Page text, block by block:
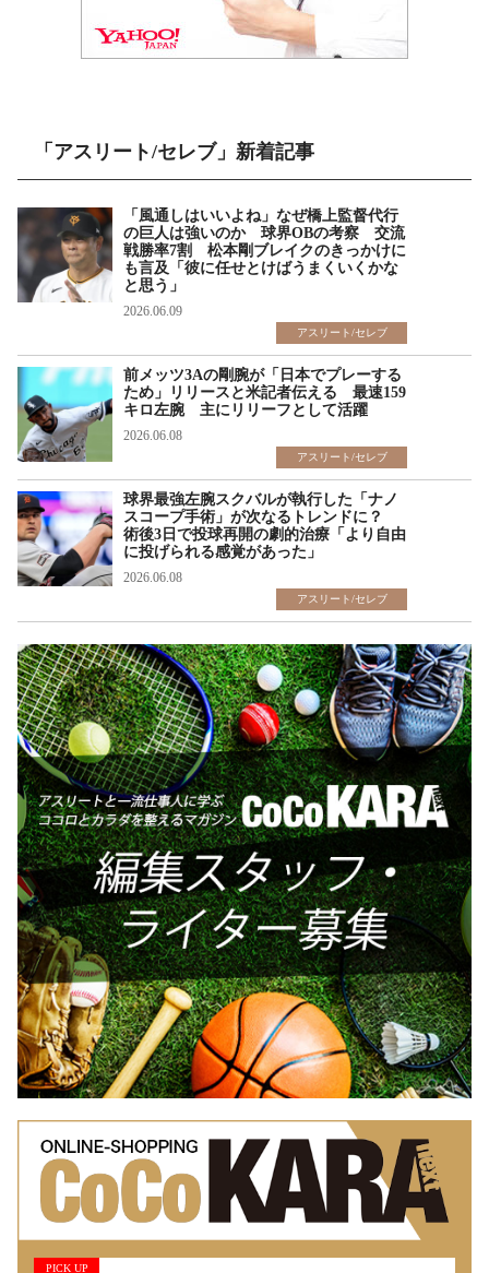
「アスリート/セレブ」新着記事
「風通しはいいよね」なぜ橋上監督代行
の巨人は強いのか 球界OBの考察 交流
戦勝率7割 松本剛ブレイクのきっかけに
も言及「彼に任せとけばうまくいくかな
と思う」
2026.06.09
アスリート/セレブ
前メッツ3Aの剛腕が「日本でプレーする
ため」リリースと米記者伝える 最速159
キロ左腕 主にリリーフとして活躍
2026.06.08
アスリート/セレブ
球界最強左腕スクバルが執行した「ナノ
スコープ手術」が次なるトレンドに？
術後3日で投球再開の劇的治療「より自由
に投げられる感覚があった」
2026.06.08
アスリート/セレブ
PICK UP